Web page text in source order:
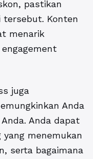
pastikan
Konten
menarik
juga
Anda
Anda dapat
menemukan
serta bagaimana